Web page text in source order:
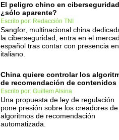
El peligro chino en ciberseguridad
¿sólo aparente?
Escrito por: Redacción TNI
Sangfor, multinacional china
la ciberseguridad, entra en el
español tras contar con presencia
italiano.
China quiere controlar los
de recomendación de contenidos
Escrito por: Guillem Alsina
Una propuesta de ley de regulación
pone presión sobre los creadores de
algoritmos de recomendación
automatizada.